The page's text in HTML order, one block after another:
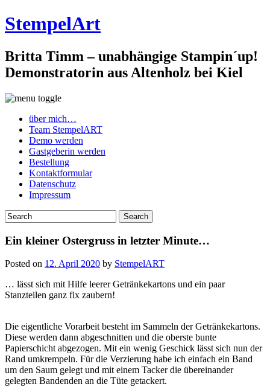
StempelArt
Britta Timm – unabhängige Stampin´up!
Demonstratorin aus Altenholz bei Kiel
über mich…
Team StempelART
Demo werden
Gastgeberin werden
Bestellung
Kontaktformular
Datenschutz
Impressum
Ein kleiner Ostergruss in letzter Minute…
Posted on 12. April 2020 by StempelART
… lässt sich mit Hilfe leerer Getränkekartons und ein paar
Stanzteilen ganz fix zaubern!
Die eigentliche Vorarbeit besteht im Sammeln der Getränkekartons.
Diese werden dann abgeschnitten und die oberste bunte
Papierschicht abgezogen. Mit ein wenig Geschick lässt sich nun der
Rand umkrempeln. Für die Verzierung habe ich einfach ein Band
um den Saum gelegt und mit einem Tacker die übereinander
gelegten Bandenden an die Tüte getackert.